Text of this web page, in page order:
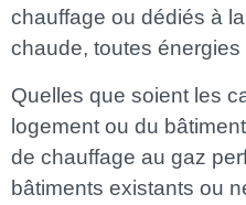
chauffage ou dédiés à
chaude, toutes
Quelles que soient les
logement ou du
de chauffage au gaz
bâtiments existants ou